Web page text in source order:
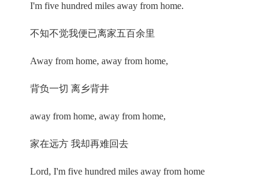
I'm five hundred miles away from home.
不知不觉我便已离家五百余里
Away from home, away from home,
背负一切 离乡背井
away from home, away from home,
家在远方 我却再难回去
Lord, I'm five hundred miles away from home